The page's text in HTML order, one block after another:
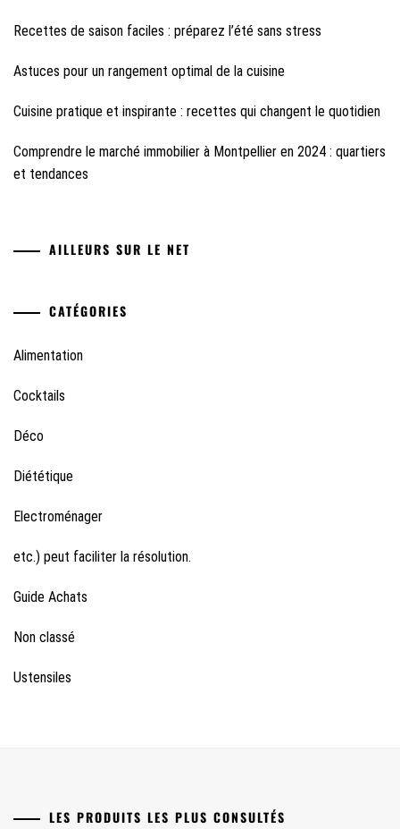
Recettes de saison faciles : préparez l’été sans stress
Astuces pour un rangement optimal de la cuisine
Cuisine pratique et inspirante : recettes qui changent le quotidien
Comprendre le marché immobilier à Montpellier en 2024 : quartiers
et tendances
AILLEURS SUR LE NET
CATÉGORIES
Alimentation
Cocktails
Déco
Diététique
Electroménager
etc.) peut faciliter la résolution.
Guide Achats
Non classé
Ustensiles
LES PRODUITS LES PLUS CONSULTÉS